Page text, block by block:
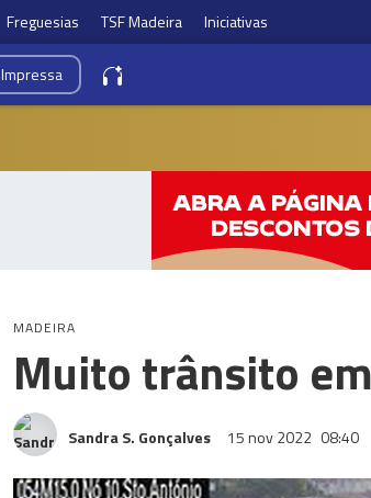
Freguesias TSF Madeira Iniciativas
Impressa
MADEIRA
Muito trânsito
Sandra S. Gonçalves 15 nov 2022 08:40